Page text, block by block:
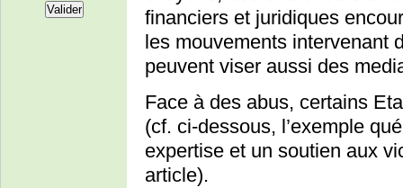
financiers et juridiques
les mouvements intervenant
peuvent viser aussi des
Face à des abus, certains
(cf. ci-dessous, l’exemple
expertise et un soutien aux
article).